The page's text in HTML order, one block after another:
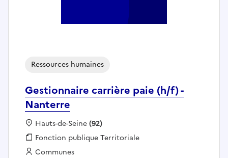
Gestionnaire carrière paie (h/f) -
Nanterre
Ressources humaines
Localisation :
Hauts-de-Seine(92)
Fonction publique :
Fonction publique Territoriale
Employeur :
Communes